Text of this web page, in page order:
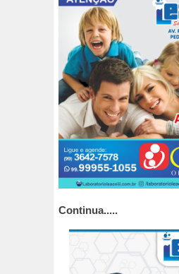
Continua.....